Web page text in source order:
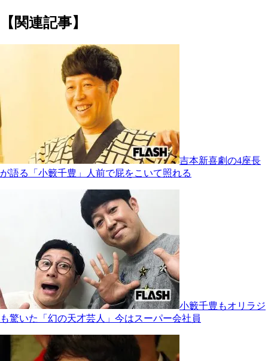
【関連記事】
吉本新喜劇の4座長
が語る「小籔千豊」人前で屁をこいて照れる
小籔千豊もオリラジ
も驚いた「幻の天才芸人」今はスーパー会社員